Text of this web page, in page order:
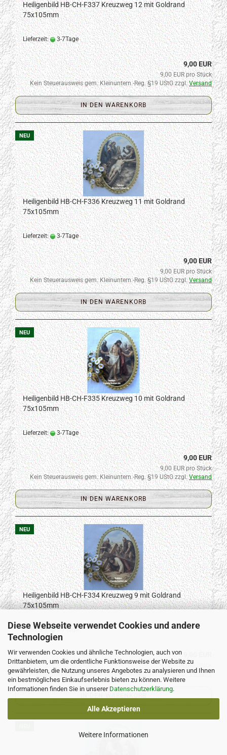
Diese Webseite verwendet Cookies und andere
Technologien
Wir verwenden Cookies und ähnliche Technologien, auch von
Drittanbietern, um die ordentliche Funktionsweise der Website zu
gewährleisten, die Nutzung unseres Angebotes zu analysieren und Ihnen
ein bestmögliches Einkaufserlebnis bieten zu können. Weitere
Informationen finden Sie in unserer Datenschutzerklärung.
Alle Akzeptieren
Weitere Informationen
Heiligenbild HB-CH-F337 Kreuzweg 12 mit Goldrand
75x105mm
Lieferzeit: 3-7Tage
9,00 EUR
9,00 EUR pro Stück
Kein Steuerausweis gem. Kleinuntern.-Reg. §19 UStG zzgl.Versand
IN DEN WARENKORB
NEU
Heiligenbild HB-CH-F336 Kreuzweg 11 mit Goldrand
75x105mm
Lieferzeit: 3-7Tage
9,00 EUR
9,00 EUR pro Stück
Kein Steuerausweis gem. Kleinuntern.-Reg. §19 UStG zzgl.Versand
IN DEN WARENKORB
NEU
Heiligenbild HB-CH-F335 Kreuzweg 10 mit Goldrand
75x105mm
Lieferzeit: 3-7Tage
9,00 EUR
9,00 EUR pro Stück
Kein Steuerausweis gem. Kleinuntern.-Reg. §19 UStG zzgl.Versand
IN DEN WARENKORB
NEU
Heiligenbild HB-CH-F334 Kreuzweg 9 mit Goldrand
75x105mm
Lieferzeit: 3-7Tage
9,00 EUR pro Stück
Kein Steuerausweis gem. Kleinuntern.-Reg. §19 UStG zzgl.Versand